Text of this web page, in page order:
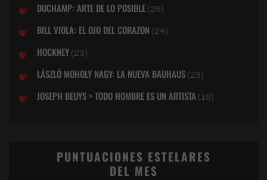
DUCHAMP: ARTE DE LO POSIBLE (26)
BILL VIOLA: EL OJO DEL CORAZON (24)
HOCKNEY (23)
LÁSZLÓ MOHOLY NAGY: LA NUEVA BAUHAUS (23)
JOSEPH BEUYS > TODO HOMBRE ES UN ARTISTA (19)
PUNTUACIONES ESTELARES
DEL MES